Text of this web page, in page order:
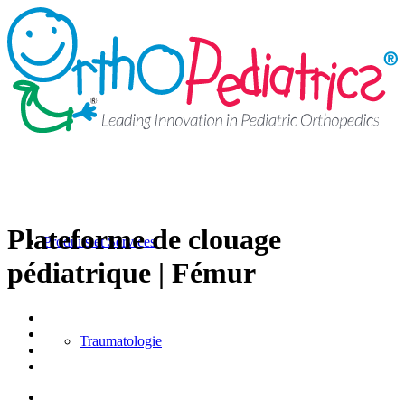
Produits et Services
Traumatologie
Plateforme de clouage
pédiatrique | Fémur